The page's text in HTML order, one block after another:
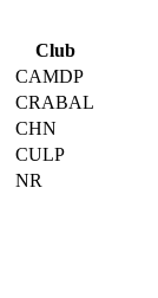
Club
CAMDP
CRABAL
CHN
CULP
NR